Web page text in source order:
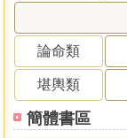
論命類
堪輿類
簡體書區